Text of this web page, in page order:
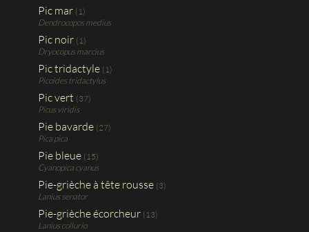
Pic mar (1)
Dendrocopos medius
Pic noir (1)
Dryocopus marcius
Pic tridactyle (1)
Picoides tridactylus
Pic vert (37)
Picus viridis
Pie bavarde (27)
Pica pica
Pie bleue (15)
Cyanopica cyanus
Pie-grièche à tête rousse (3)
Lanius senator
Pie-grièche écorcheur (13)
Lanius collurio